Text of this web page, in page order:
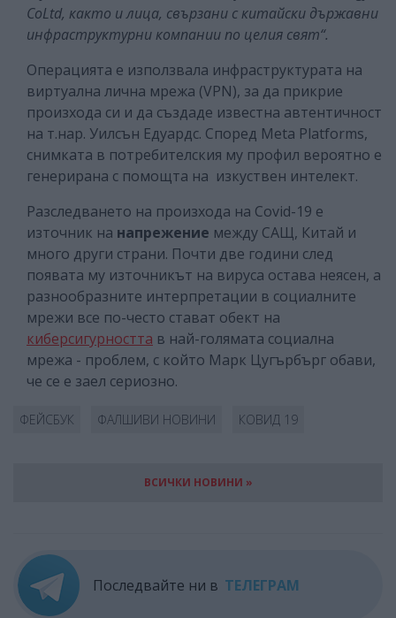
CoLtd, както и лица, свързани с китайски държавни
инфраструктурни компании по целия свят“.
Операцията е използвала инфраструктурата на
виртуална лична мрежа (VPN), за да прикрие
произхода си и да създаде известна автентичност
на т.нар. Уилсън Едуардс. Според Meta Platforms,
снимката в потребителския му профил вероятно е
генерирана с помощта на изкуствен интелект.
Разследването на произхода на Covid-19 е
източник на напрежение между САЩ, Китай и
много други страни. Почти две години след
появата му източникът на вируса остава неясен, а
разнообразните интерпретации в социалните
мрежи все по-често стават обект на
киберсигурността в най-голямата социална
мрежа - проблем, с който Марк Цугърбърг обави,
че се е заел сериозно.
ФЕЙСБУК ФАЛШИВИ НОВИНИ КОВИД 19
ВСИЧКИ НОВИНИ »
Последвайте ни в ТЕЛЕГРАМ